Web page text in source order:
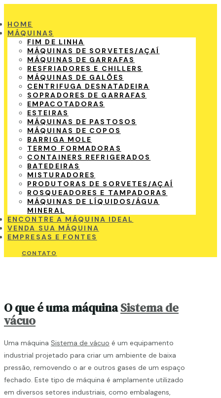
HOME
MÁQUINAS
FIM DE LINHA
MÁQUINAS DE SORVETES/AÇAÍ
MÁQUINAS DE GARRAFAS
RESFRIADORES E CHILLERS
MÁQUINAS DE GALÕES
CENTRIFUGA DESNATADEIRA
SOPRADORES DE GARRAFAS
EMPACOTADORAS
ESTEIRAS
MÁQUINAS DE PASTOSOS
MÁQUINAS DE COPOS
BARRIGA MOLE
TERMO FORMADORAS
CONTAINERS REFRIGERADOS
BATEDEIRAS
MISTURADORES
PRODUTORAS DE SORVETES/AÇAÍ
ROSQUEADORES E TAMPADORAS
MÁQUINAS DE LÍQUIDOS/ÁGUA
MINERAL
ENCONTRE A MÁQUINA IDEAL
VENDA SUA MÁQUINA
EMPRESAS E FONTES
CONTATO
O que é uma máquinaSistema de
vácuo
Uma máquina Sistema de vácuo é um equipamento
industrial projetado para criar um ambiente de baixa
pressão, removendo o ar e outros gases de um espaço
fechado. Este tipo de máquina é amplamente utilizado
em diversos setores industriais, como embalagens,